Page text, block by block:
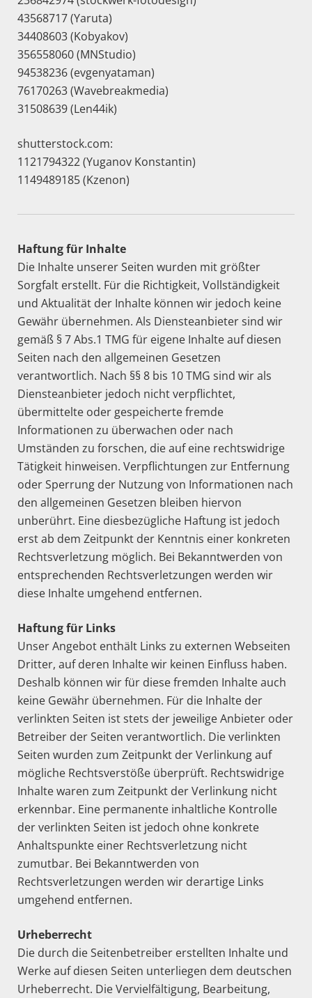
43568717 (Yaruta)
34408603 (Kobyakov)
356558060 (MNStudio)
94538236 (evgenyataman)
76170263 (Wavebreakmedia)
31508639 (Len44ik)
shutterstock.com:
1121794322 (Yuganov Konstantin)
1149489185 (Kzenon)
Haftung für Inhalte
Die Inhalte unserer Seiten wurden mit größter
Sorgfalt erstellt. Für die Richtigkeit, Vollständigkeit
und Aktualität der Inhalte können wir jedoch keine
Gewähr übernehmen. Als Diensteanbieter sind wir
gemäß § 7 Abs.1 TMG für eigene Inhalte auf diesen
Seiten nach den allgemeinen Gesetzen
verantwortlich. Nach §§ 8 bis 10 TMG sind wir als
Diensteanbieter jedoch nicht verpflichtet,
übermittelte oder gespeicherte fremde
Informationen zu überwachen oder nach
Umständen zu forschen, die auf eine rechtswidrige
Tätigkeit hinweisen. Verpflichtungen zur Entfernung
oder Sperrung der Nutzung von Informationen nach
den allgemeinen Gesetzen bleiben hiervon
unberührt. Eine diesbezügliche Haftung ist jedoch
erst ab dem Zeitpunkt der Kenntnis einer konkreten
Rechtsverletzung möglich. Bei Bekanntwerden von
entsprechenden Rechtsverletzungen werden wir
diese Inhalte umgehend entfernen.
Haftung für Links
Unser Angebot enthält Links zu externen Webseiten
Dritter, auf deren Inhalte wir keinen Einfluss haben.
Deshalb können wir für diese fremden Inhalte auch
keine Gewähr übernehmen. Für die Inhalte der
verlinkten Seiten ist stets der jeweilige Anbieter oder
Betreiber der Seiten verantwortlich. Die verlinkten
Seiten wurden zum Zeitpunkt der Verlinkung auf
mögliche Rechtsverstöße überprüft. Rechtswidrige
Inhalte waren zum Zeitpunkt der Verlinkung nicht
erkennbar. Eine permanente inhaltliche Kontrolle
der verlinkten Seiten ist jedoch ohne konkrete
Anhaltspunkte einer Rechtsverletzung nicht
zumutbar. Bei Bekanntwerden von
Rechtsverletzungen werden wir derartige Links
umgehend entfernen.
Urheberrecht
Die durch die Seitenbetreiber erstellten Inhalte und
Werke auf diesen Seiten unterliegen dem deutschen
Urheberrecht. Die Vervielfältigung, Bearbeitung,